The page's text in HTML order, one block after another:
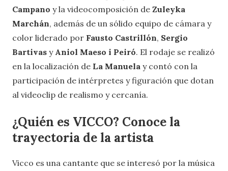
Campano y la videocomposición de Zuleyka
Marchán, además de un sólido equipo de cámara y
color liderado por Fausto Castrillón, Sergio
Bartivas y Aniol Maeso i Peiró. El rodaje se realizó
en la localización de La Manuela y contó con la
participación de intérpretes y figuración que dotan
al videoclip de realismo y cercanía.
¿Quién es VICCO? Conoce la
trayectoria de la artista
Vicco es una cantante que se interesó por la música